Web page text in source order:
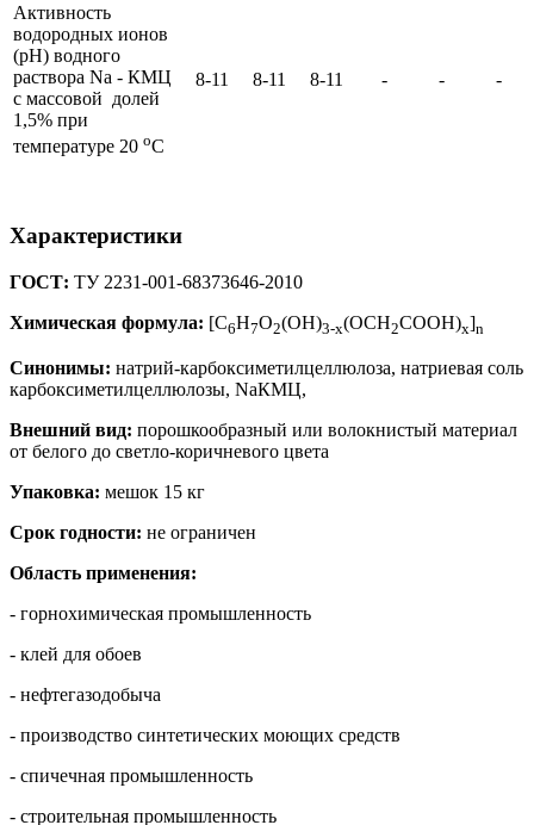
Активность
водородных ионов
(pH) водного
раствора Na - КМЦ
с массовой долей
1,5% при
температуре 20 оС
8-11 8-11 8-11 - - -
Характеристики
ГОСТ: ТУ 2231-001-68373646-2010
Химическая формула: [C6H7О2(OH)3-х(OCH2COOН)x]n
Синонимы: натрий-карбоксиметилцеллюлоза, натриевая соль
карбоксиметилцеллюлозы, NaКМЦ,
Внешний вид: порошкообразный или волокнистый материал
от белого до светло-коричневого цвета
Упаковка: мешок 15 кг
Срок годности: не ограничен
Область применения:
- горнохимическая промышленность
- клей для обоев
- нефтегазодобыча
- производство синтетических моющих средств
- спичечная промышленность
- строительная промышленность